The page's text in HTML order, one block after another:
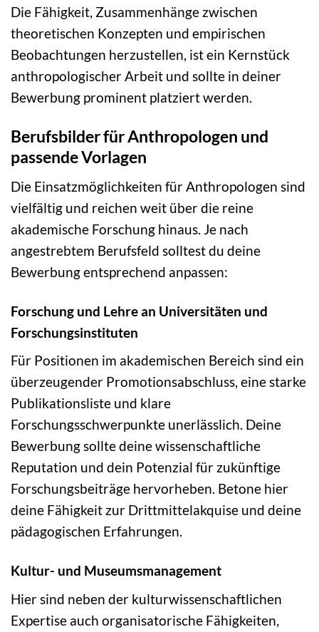
Die Fähigkeit, Zusammenhänge zwischen
theoretischen Konzepten und empirischen
Beobachtungen herzustellen, ist ein Kernstück
anthropologischer Arbeit und sollte in deiner
Bewerbung prominent platziert werden.
Berufsbilder für Anthropologen und
passende Vorlagen
Die Einsatzmöglichkeiten für Anthropologen sind
vielfältig und reichen weit über die reine
akademische Forschung hinaus. Je nach
angestrebtem Berufsfeld solltest du deine
Bewerbung entsprechend anpassen:
Forschung und Lehre an Universitäten und
Forschungsinstituten
Für Positionen im akademischen Bereich sind ein
überzeugender Promotionsabschluss, eine starke
Publikationsliste und klare
Forschungsschwerpunkte unerlässlich. Deine
Bewerbung sollte deine wissenschaftliche
Reputation und dein Potenzial für zukünftige
Forschungsbeiträge hervorheben. Betone hier
deine Fähigkeit zur Drittmittelakquise und deine
pädagogischen Erfahrungen.
Kultur- und Museumsmanagement
Hier sind neben der kulturwissenschaftlichen
Expertise auch organisatorische Fähigkeiten,